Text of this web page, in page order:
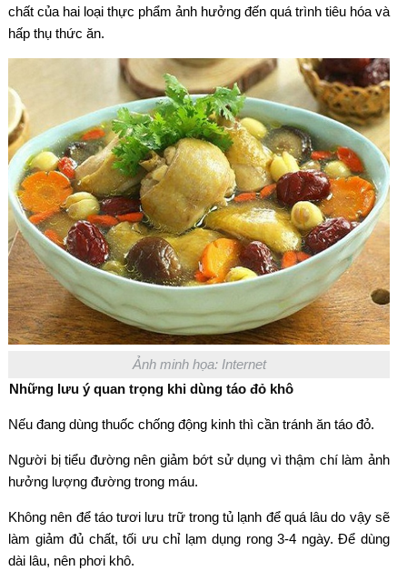
chất của hai loại thực phẩm ảnh hưởng đến quá trình tiêu hóa và
hấp thụ thức ăn.
Ảnh minh họa: Internet
Những lưu ý quan trọng khi dùng táo đỏ khô
Nếu đang dùng thuốc chống động kinh thì cần tránh ăn táo đỏ.
Người bị tiểu đường nên giảm bớt sử dụng vì thậm chí làm ảnh
hưởng lượng đường trong máu.
Không nên để táo tươi lưu trữ trong tủ lạnh để quá lâu do vậy sẽ
làm giảm đủ chất, tối ưu chỉ lạm dụng rong 3-4 ngày. Để dùng
dài lâu, nên phơi khô.